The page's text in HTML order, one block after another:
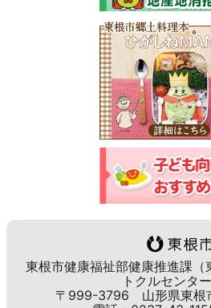
東根市健康福祉部健康推進課（
トクルセンター
〒999-3796 山形県東根